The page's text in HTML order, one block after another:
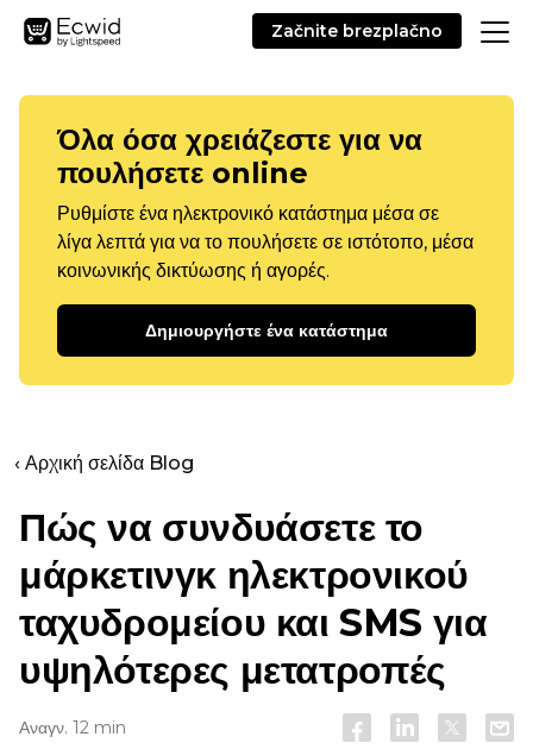
Začnite brezplačno
Όλα όσα χρειάζεστε για να
πουλήσετε online
Ρυθμίστε ένα ηλεκτρονικό κατάστημα μέσα σε
λίγα λεπτά για να το πουλήσετε σε ιστότοπο, μέσα
κοινωνικής δικτύωσης ή αγορές.
Δημιουργήστε ένα κατάστημα
‹ Αρχική σελίδα Blog
Πώς να συνδυάσετε το
μάρκετινγκ ηλεκτρονικού
ταχυδρομείου και SMS για
υψηλότερες μετατροπές
Αναγν. 12 min